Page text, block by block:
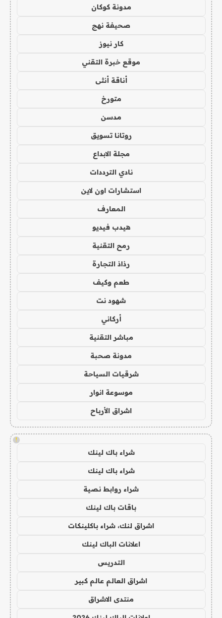
مدونة كوكان
صحيفة نهج
كار نيوز
موقع خبرة التقني
أناقة أنثى
متورخ
مدسن
روتانا تسويق
مجلة الابداع
نادي الترددات
استشارات اون لاين
المعارف
هيدب فيديو
رمح التقنية
رذاذ التجارة
طعم وكيف
شهود نت
أركاني
مباشر التقنية
مدونة صحبة
شرقيات السياحة
موسوعة انوار
اشراق الأرباح
!
شراء باك لينك
شراء باك لينك
شراء روابط نصية
باقات باك لينك
اشراق لنك، شراء باكلينكات
اعلانات الباك لينك
التدريس
اشراق العالم عالم كبير
منتدى الاشراق